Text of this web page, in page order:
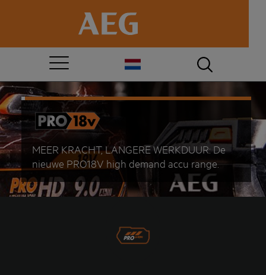
MEER KRACHT, LANGERE WERKDUUR: De
nieuwe PRO18V high demand accu range.